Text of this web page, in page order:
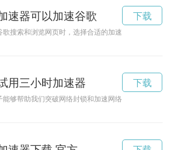
速器可以加速谷歌
歌搜索和浏览网页时，选择合适的加速器可以提高网
下载
用三小时加速器
能够帮助我们突破网络封锁和加速网络连接，如何选
下载